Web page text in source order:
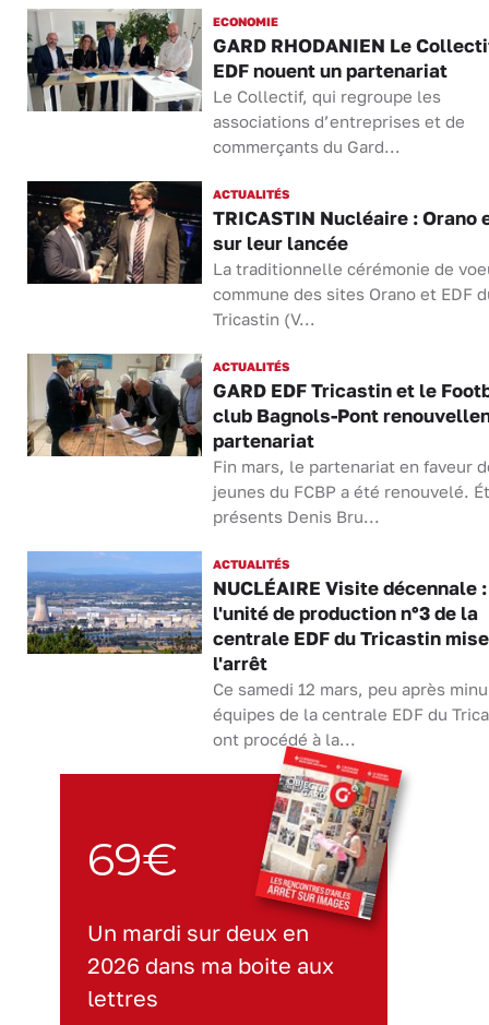
ECONOMIE
GARD RHODANIEN Le
EDF nouent un partenariat
Le Collectif, qui regroupe les
associations d’entreprises et de
commerçants du Gard...
ACTUALITÉS
TRICASTIN Nucléaire : Orano
sur leur lancée
La traditionnelle cérémonie de
commune des sites Orano et EDF
Tricastin (V...
ACTUALITÉS
GARD EDF Tricastin et le
club Bagnols-Pont
partenariat
Fin mars, le partenariat en faveur
jeunes du FCBP a été renouvelé.
présents Denis Bru...
ACTUALITÉS
NUCLÉAIRE Visite décennale :
l'unité de production n°3 de la
centrale EDF du Tricastin
l'arrêt
Ce samedi 12 mars, peu après
équipes de la centrale EDF du
ont procédé à la...
69€
Un mardi sur deux en
2026 dans ma boite aux
lettres